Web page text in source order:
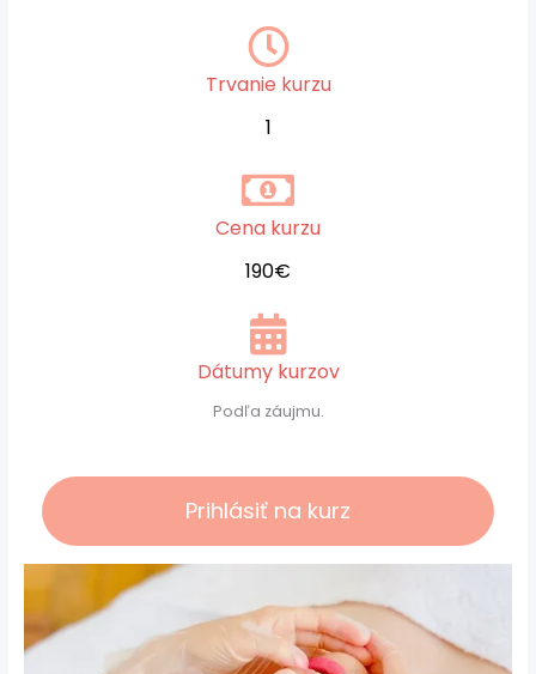
Trvanie kurzu
1
Cena kurzu
190€
Dátumy kurzov
Podľa záujmu.
Prihlásiť na kurz